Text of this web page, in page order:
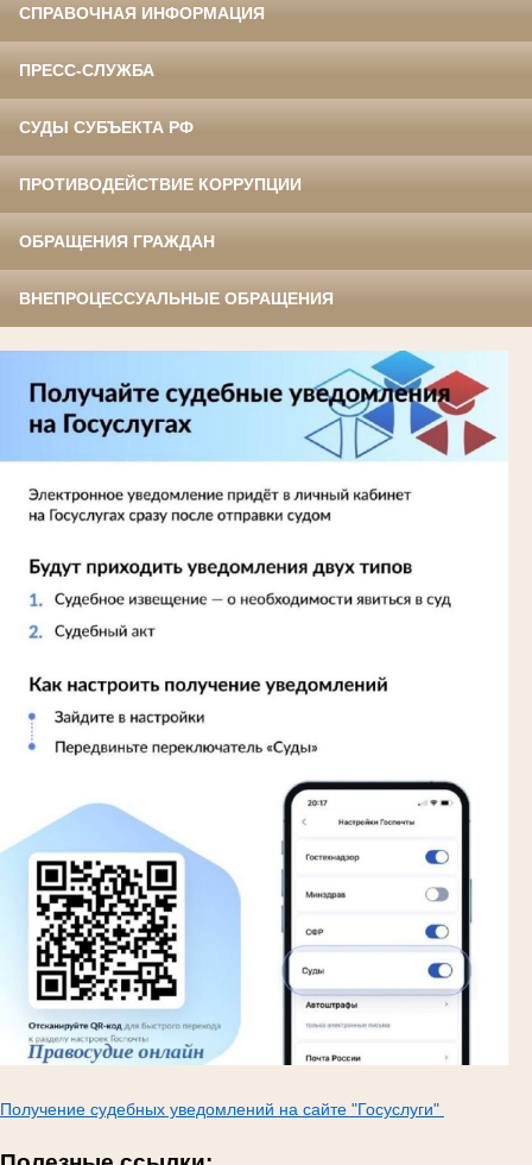
СПРАВОЧНАЯ ИНФОРМАЦИЯ
ПРЕСС-СЛУЖБА
СУДЫ СУБЪЕКТА РФ
ПРОТИВОДЕЙСТВИЕ КОРРУПЦИИ
ОБРАЩЕНИЯ ГРАЖДАН
ВНЕПРОЦЕССУАЛЬНЫЕ ОБРАЩЕНИЯ
Получение судебных уведомлений на сайте "Госуслуги"